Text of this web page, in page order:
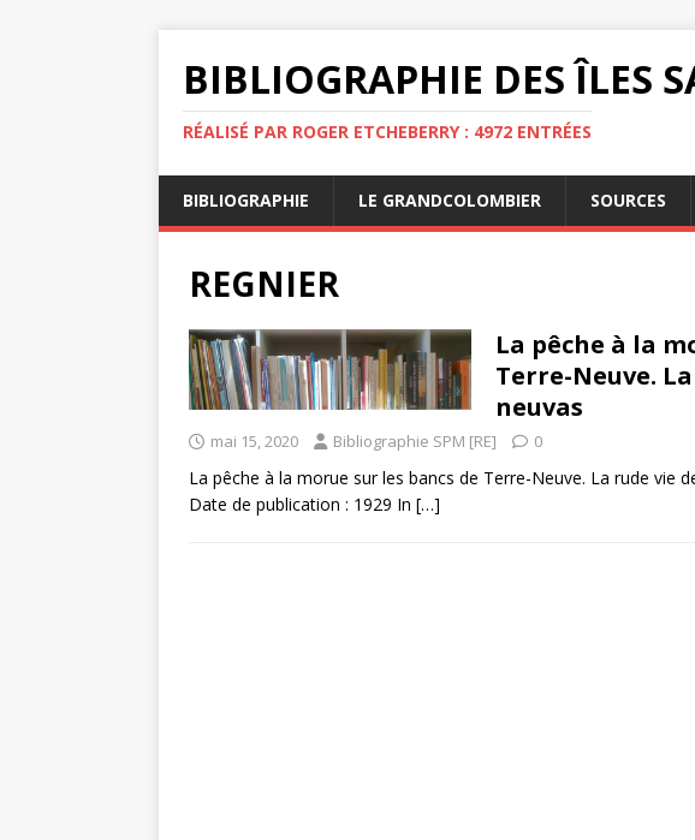
BIBLIOGRAPHIE DES ÎLES
RÉALISÉ PAR ROGER ETCHEBERRY : 4972 ENTRÉES
BIBLIOGRAPHIE LE GRANDCOLOMBIER SOURCES
REGNIER
La pêche à la
Terre-Neuve.
neuvas
mai 15, 2020 Bibliographie SPM [RE] 0
La pêche à la morue sur les bancs de Terre-Neuve. La rude vie
Date de publication : 1929 In […]